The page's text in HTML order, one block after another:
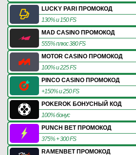
LUCKY PARI ПРОМОКОД
130% и 150 FS
MAD CASINO ПРОМОКОД
555% плюс 380 FS
MOTOR CASINO ПРОМОКОД
100% и 225 FS
PINCO CASINO ПРОМОКОД
+150% и 250 FS
POKEROK БОНУСНЫЙ КОД
100% бонус
PUNCH BET ПРОМОКОД
375% + 300 FS
RAMENBET ПРОМОКОД